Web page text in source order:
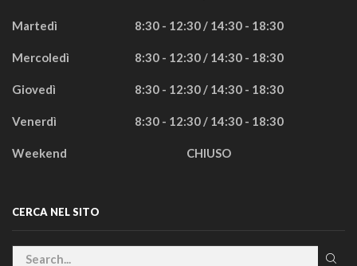
Martedì 8:30 - 12:30 / 14:30 - 18:30
Mercoledì 8:30 - 12:30 / 14:30 - 18:30
Giovedì 8:30 - 12:30 / 14:30 - 18:30
Venerdì 8:30 - 12:30 / 14:30 - 18:30
Weekend CHIUSO
CERCA NEL SITO